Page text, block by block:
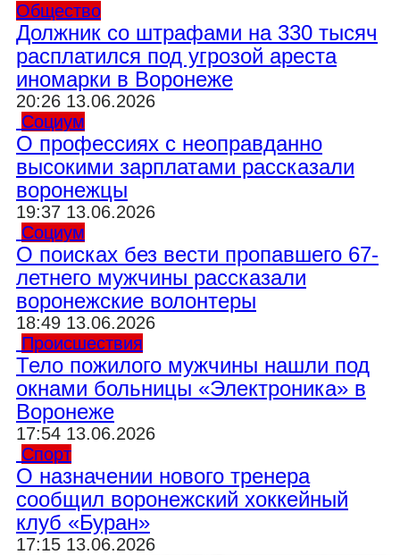
Общество
Должник со штрафами на 330 тысяч
расплатился под угрозой ареста
иномарки в Воронеже
20:26 13.06.2026
Социум
О профессиях с неоправданно
высокими зарплатами рассказали
воронежцы
19:37 13.06.2026
Социум
О поисках без вести пропавшего 67-
летнего мужчины рассказали
воронежские волонтеры
18:49 13.06.2026
Происшествия
Тело пожилого мужчины нашли под
окнами больницы «Электроника» в
Воронеже
17:54 13.06.2026
Спорт
О назначении нового тренера
сообщил воронежский хоккейный
клуб «Буран»
17:15 13.06.2026